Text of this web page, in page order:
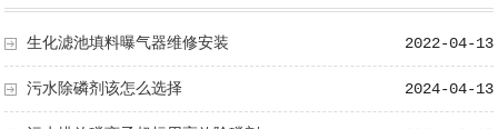
2022-04-13
生化滤池填料曝气器维修安装
2024-04-13
污水除磷剂该怎么选择